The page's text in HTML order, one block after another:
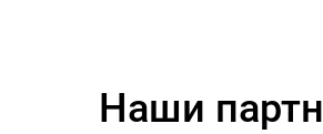
Наши